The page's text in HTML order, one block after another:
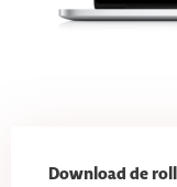
Download de